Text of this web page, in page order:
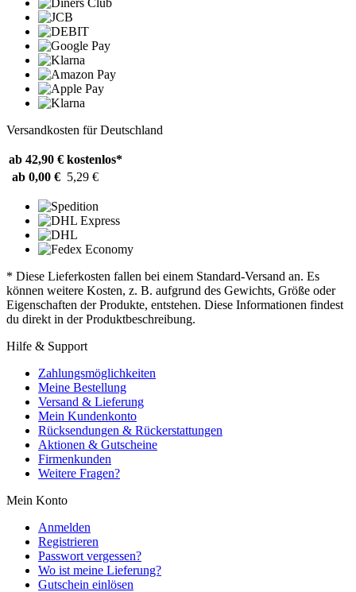
Versandkosten für Deutschland
ab 42,90 € kostenlos*
ab 0,00 € 5,29 €
* Diese Lieferkosten fallen bei einem Standard-Versand an. Es
können weitere Kosten, z. B. aufgrund des Gewichts, Größe oder
Eigenschaften der Produkte, entstehen. Diese Informationen findest
du direkt in der Produktbeschreibung.
Hilfe & Support
Zahlungsmöglichkeiten
Meine Bestellung
Versand & Lieferung
Mein Kundenkonto
Rücksendungen & Rückerstattungen
Aktionen & Gutscheine
Firmenkunden
Weitere Fragen?
Mein Konto
Anmelden
Registrieren
Passwort vergessen?
Wo ist meine Lieferung?
Gutschein einlösen